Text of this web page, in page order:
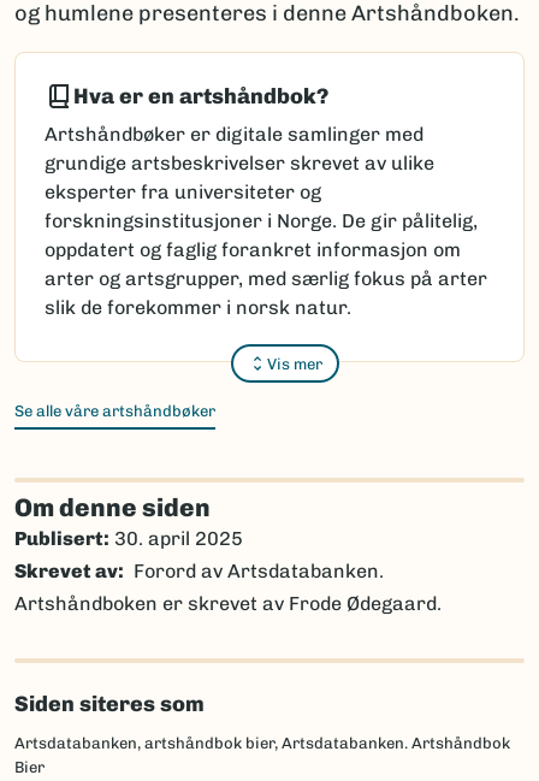
og humlene presenteres i denne Artshåndboken.
Hva er en artshåndbok?
Artshåndbøker er digitale samlinger med
grundige artsbeskrivelser skrevet av ulike
eksperter fra universiteter og
forskningsinstitusjoner i Norge. De gir pålitelig,
oppdatert og faglig forankret informasjon om
arter og artsgrupper, med særlig fokus på arter
slik de forekommer i norsk natur.
Vis mer
Se alle våre artshåndbøker
Om denne siden
Publisert: 30. april 2025
Skrevet av
Forord av Artsdatabanken.
Artshåndboken er skrevet av Frode Ødegaard.
Siden siteres som
Artsdatabanken, artshåndbok bier, Artsdatabanken. Artshåndbok
Bier